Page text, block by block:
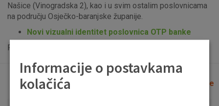
Našice (Vinogradska 2), kao i u svim ostalim poslovnicama
na području Osječko-baranjske županije.
Novi vizualni identitet poslovnica OTP banke
Popis uplatno-isplatnih bankomata možete vidjeti
Lista poslovnica i bankomata Očisti filtere
Informacije o postavkama
kolačića